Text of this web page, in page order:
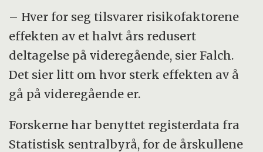
– Hver for seg tilsvarer risikofaktorene
effekten av et halvt års redusert
deltagelse på videregående, sier Falch.
Det sier litt om hvor sterk effekten av å
gå på videregående er.
Forskerne har benyttet registerdata fra
Statistisk sentralbyrå, for de årskullene